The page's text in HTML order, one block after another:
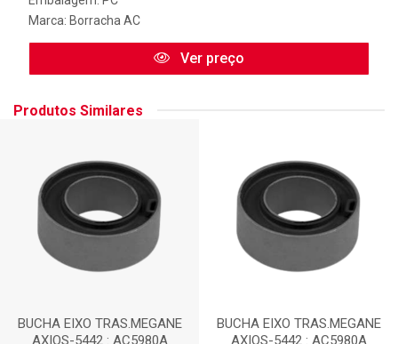
Marca: Borracha AC
Ver preço
Produtos Similares
BUCHA EIXO TRAS.MEGANE
AXIOS-5442 : AC5980A
BUCHA EIXO TRAS.MEGANE
AXIOS-5442 : AC5980A